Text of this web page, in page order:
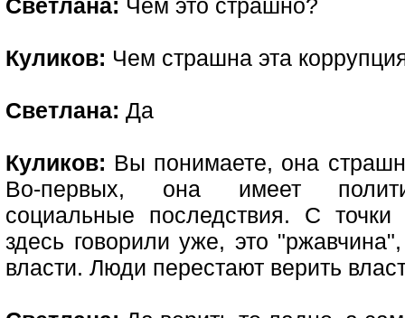
Светлана: Чем это страшно?
Куликов: Чем страшна эта
Светлана: Да
Куликов: Вы понимаете, она
Во-первых, она имеет
социальные последствия. С точки
здесь говорили уже, это
власти. Люди перестают верить